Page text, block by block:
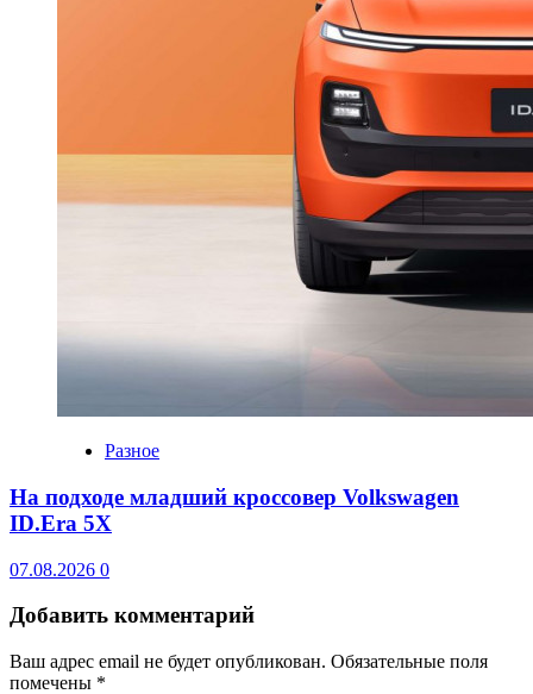
Разное
На подходе младший кроссовер Volkswagen
ID.Era 5X
07.08.2026 0
Добавить комментарий
Ваш адрес email не будет опубликован. Обязательные поля
помечены *